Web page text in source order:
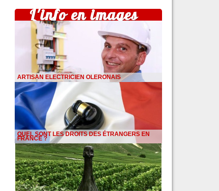
L'info en images
ARTISAN ELECTRICIEN OLERONAIS
QUEL SONT LES DROITS DES ÉTRANGERS EN
FRANCE ?